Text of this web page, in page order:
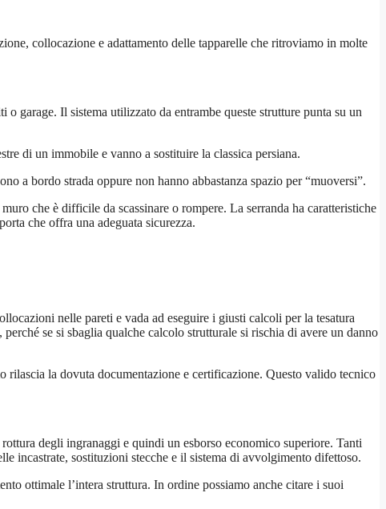
collocazione e adattamento delle tapparelle che ritroviamo in molte
garage. Il sistema utilizzato da entrambe queste strutture punta su un
di un immobile e vanno a sostituire la classica persiana.
a bordo strada oppure non hanno abbastanza spazio per “muoversi”.
che è difficile da scassinare o rompere. La serranda ha caratteristiche
che offra una adeguata sicurezza.
nelle pareti e vada ad eseguire i giusti calcoli per la tesatura
se si sbaglia qualche calcolo strutturale si rischia di avere un danno
rilascia la dovuta documentazione e certificazione. Questo valido tecnico
degli ingranaggi e quindi un esborso economico superiore. Tanti
incastrate, sostituzioni stecche e il sistema di avvolgimento difettoso.
ottimale l’intera struttura. In ordine possiamo anche citare i suoi